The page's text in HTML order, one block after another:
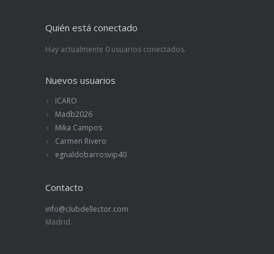
Quién está conectado
Hay actualmente 0 usuarios conectados.
Nuevos usuarios
ICARO
Madb2026
Mika Campos
Carmen Rivero
egnaldobarrosvip40
Contacto
info@clubdellector.com
Madrid